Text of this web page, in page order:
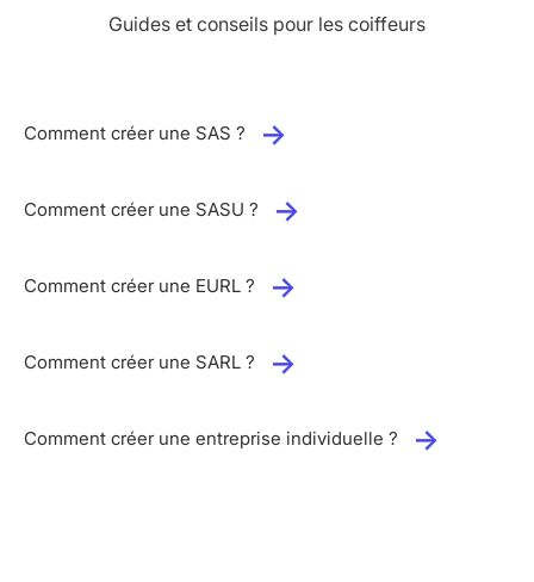
Guides et conseils pour les coiffeurs
Comment créer une SAS ?
Comment créer une SASU ?
Comment créer une EURL ?
Comment créer une SARL ?
Comment créer une entreprise individuelle ?